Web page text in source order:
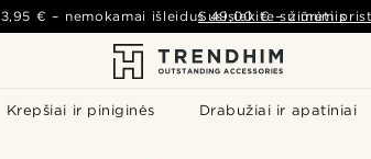
Krepšiai ir piniginės Drabužiai ir apatiniai
3,95 € – nemokamai išleidus49,00 € – žiūrėti
Susisiekite su mumis